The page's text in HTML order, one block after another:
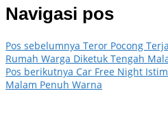
Navigasi pos
Pos sebelumnya Teror Pocong
Rumah Warga Diketuk Tengah
Pos berikutnya Car Free Night
Malam Penuh Warna